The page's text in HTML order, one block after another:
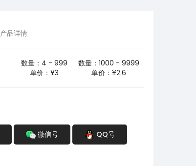
产品详情
数量：4 - 999
单价：¥3
数量：1000 - 9999
单价：¥2.6
微信号 QQ号